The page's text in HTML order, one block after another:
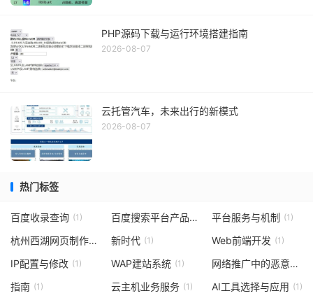
PHP源码下载与运行环境搭建指南
2026-08-07
云托管汽车，未来出行的新模式
2026-08-07
热门标签
百度收录查询 (1) 百度搜索平台产品分类及服务介绍 (1)
平台服务与机制 (1)
杭州西湖网页制作
(1) 新时代 (1) Web前端开发 (1)
IP配置与修改 (1) WAP建站系统 (1) 网络推广中的恶意点击
指南 (1) 云主机业务服务 (1) AI工具选择与应用 (1)